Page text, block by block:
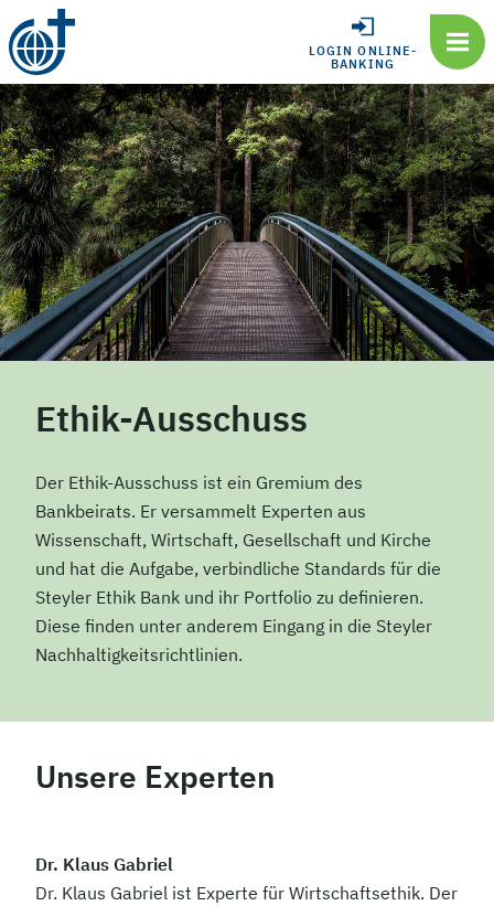
LOGIN ONLINE-
BANKING
Ethik-Ausschuss
Der Ethik-Ausschuss ist ein Gremium des
Bankbeirats. Er versammelt Experten aus
Wissenschaft, Wirtschaft, Gesellschaft und Kirche
und hat die Aufgabe, verbindliche Standards für die
Steyler Ethik Bank und ihr Portfolio zu definieren.
Diese finden unter anderem Eingang in die Steyler
Nachhaltigkeitsrichtlinien.
Unsere Experten
Dr. Klaus Gabriel
Dr. Klaus Gabriel ist Experte für Wirtschaftsethik. Der